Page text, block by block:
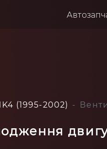
(1995-2002)